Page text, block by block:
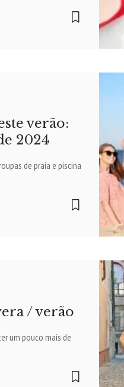
verão:
2024
de praia e piscina
/ verão
um pouco mais de